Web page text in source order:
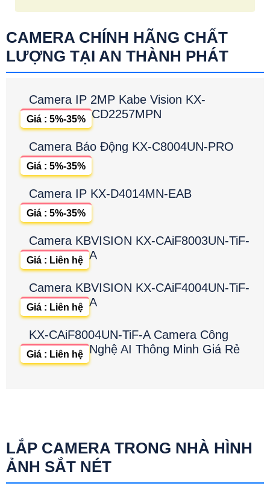
CAMERA CHÍNH HÃNG CHẤT
LƯỢNG TẠI AN THÀNH PHÁT
Camera IP 2MP Kabe Vision KX-
CD2257MPN
Giá : 5%-35%
Camera Báo Động KX-C8004UN-PRO
Giá : 5%-35%
Camera IP KX-D4014MN-EAB
Giá : 5%-35%
Camera KBVISION KX-CAiF8003UN-TiF-
A
Giá : Liên hệ
Camera KBVISION KX-CAiF4004UN-TiF-
A
Giá : Liên hệ
KX-CAiF8004UN-TiF-A Camera Công
Nghệ AI Thông Minh Giá Rẻ
Giá : Liên hệ
LẮP CAMERA TRONG NHÀ HÌNH
ẢNH SẮT NÉT